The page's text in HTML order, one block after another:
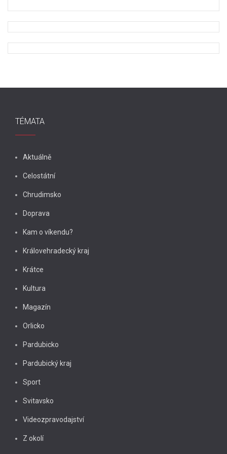
TÉMATA
Aktuálně
Celostátní
Chrudimsko
Doprava
Kam o víkendu?
Královehradecký kraj
Krátce
Kultura
Magazín
Orlicko
Pardubicko
Pardubický kraj
Sport
Svitavsko
Videozpravodajství
Z okolí